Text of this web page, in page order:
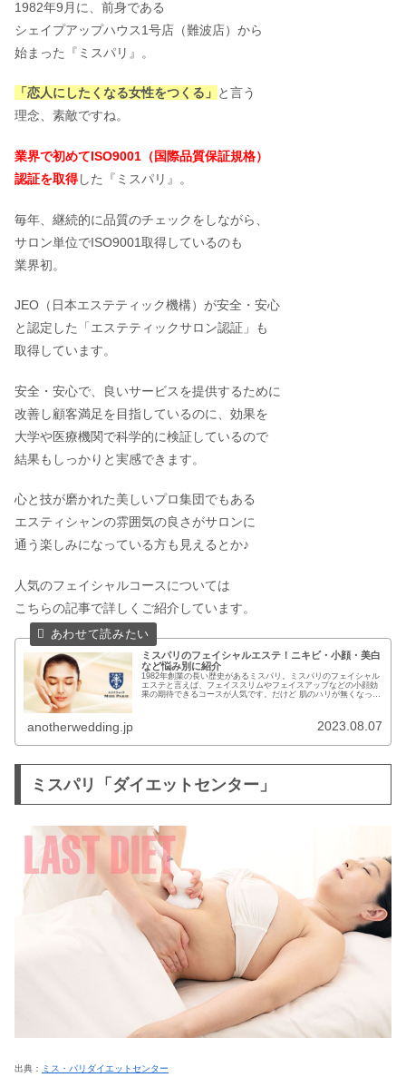
1982年9月に、前身である
シェイプアップハウス1号店（難波店）から
始まった『ミスパリ』。
「恋人にしたくなる女性をつくる」 と言う
理念、素敵ですね。
業界で初めてISO9001（国際品質保証規格）
認証を取得した『ミスパリ』。
毎年、継続的に品質のチェックをしながら、
サロン単位でISO9001取得しているのも
業界初。
JEO（日本エステティック機構）が安全・安心
と認定した「エステティックサロン認証」も
取得しています。
安全・安心で、良いサービスを提供するために
改善し顧客満足を目指しているのに、効果を
大学や医療機関で科学的に検証しているので
結果もしっかりと実感できます。
心と技が磨かれた美しいプロ集団でもある
エスティシャンの雰囲気の良さがサロンに
通う楽しみになっている方も見えるとか♪
人気のフェイシャルコースについては
こちらの記事で詳しくご紹介しています。
ミスパリのフェイシャルエステ！ニキビ・小顔・美白
など悩み別に紹介
1982年創業の長い歴史があるミスパリ。ミスパリのフェイシャル
エステと言えば、フェイススリムやフェイスアップなどの小顔効
果の期待できるコースが人気です。だけど 肌のハリが無くなって
anotherwedding.jp 2023.08.07
ミスパリ「ダイエットセンター」
出典： ミス・パリダイエットセンター